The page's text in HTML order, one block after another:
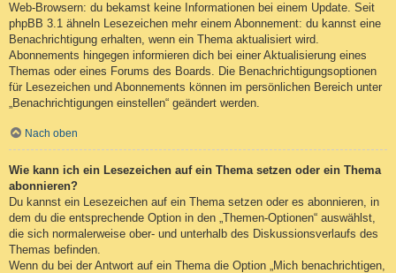
Web-Browsern: du bekamst keine Informationen bei einem Update. Seit
phpBB 3.1 ähneln Lesezeichen mehr einem Abonnement: du kannst eine
Benachrichtigung erhalten, wenn ein Thema aktualisiert wird.
Abonnements hingegen informieren dich bei einer Aktualisierung eines
Themas oder eines Forums des Boards. Die Benachrichtigungsoptionen
für Lesezeichen und Abonnements können im persönlichen Bereich unter
„Benachrichtigungen einstellen“ geändert werden.
Nach oben
Wie kann ich ein Lesezeichen auf ein Thema setzen oder ein Thema
abonnieren?
Du kannst ein Lesezeichen auf ein Thema setzen oder es abonnieren, in
dem du die entsprechende Option in den „Themen-Optionen“ auswählst,
die sich normalerweise ober- und unterhalb des Diskussionsverlaufs des
Themas befinden.
Wenn du bei der Antwort auf ein Thema die Option „Mich benachrichtigen,